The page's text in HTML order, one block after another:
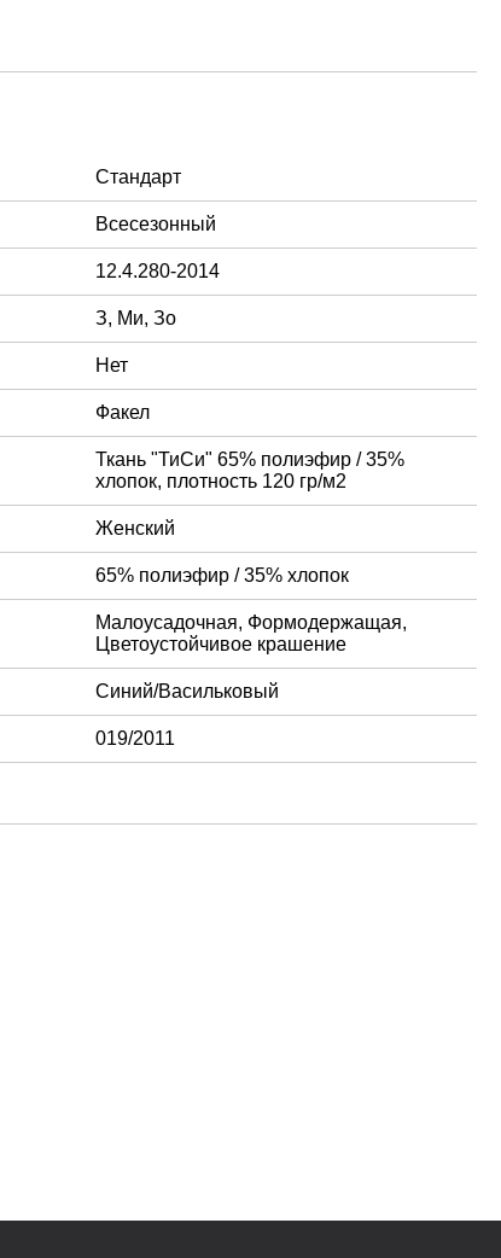
Стандарт
Всесезонный
12.4.280-2014
З, Ми, Зо
Нет
Факел
Ткань "ТиСи" 65% полиэфир / 35%
хлопок, плотность 120 гр/м2
Женский
65% полиэфир / 35% хлопок
Малоусадочная, Формодержащая,
Цветоустойчивое крашение
Синий/Васильковый
019/2011